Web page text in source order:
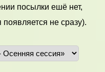
посылки ешё нет,
не сразу).